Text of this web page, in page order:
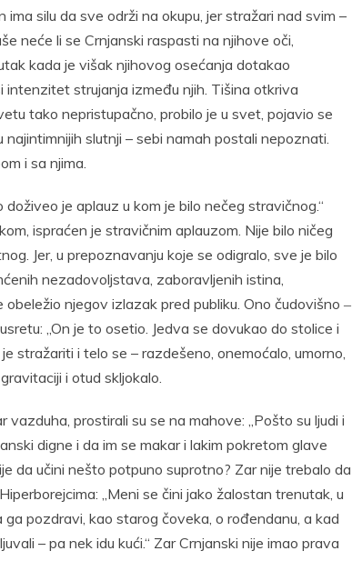
silu da sve održi na okupu, jer stražari nad svim –
neće li se Crnjanski raspasti na njihove oči,
kada je višak njihovog osećanja dotakao
intenzitet strujanja između njih. Tišina otkriva
tako nepristupačno, probilo je u svet, pojavio se
slutnji – sebi namah postali nepoznati.
i sa njima.
je aplauz u kom je bilo nečeg stravičnog.“
ispraćen je stravičnim aplauzom. Nije bilo ničeg
Jer, u prepoznavanju koje se odigralo, sve je bilo
nezadovoljstava, zaboravljenih istina,
njegov izlazak pred publiku. Ono čudovišno ‒
„On je to osetio. Jedva se dovukao do stolice i
stražariti i telo se – razdešeno, onemoćalo, umorno,
i otud skljokalo.
prostirali su se na mahove: „Pošto su ljudi i
digne i da im se makar i lakim pokretom glave
da učini nešto potpuno suprotno? Zar nije trebalo da
„Meni se čini jako žalostan trenutak, u
pozdravi, kao starog čoveka, o rođendanu, a kad
– pa nek idu kući.“ Zar Crnjanski nije imao prava